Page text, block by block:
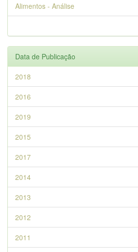
Alimentos - Análise
Data de Publicação
2018
2016
2019
2015
2017
2014
2013
2012
2011